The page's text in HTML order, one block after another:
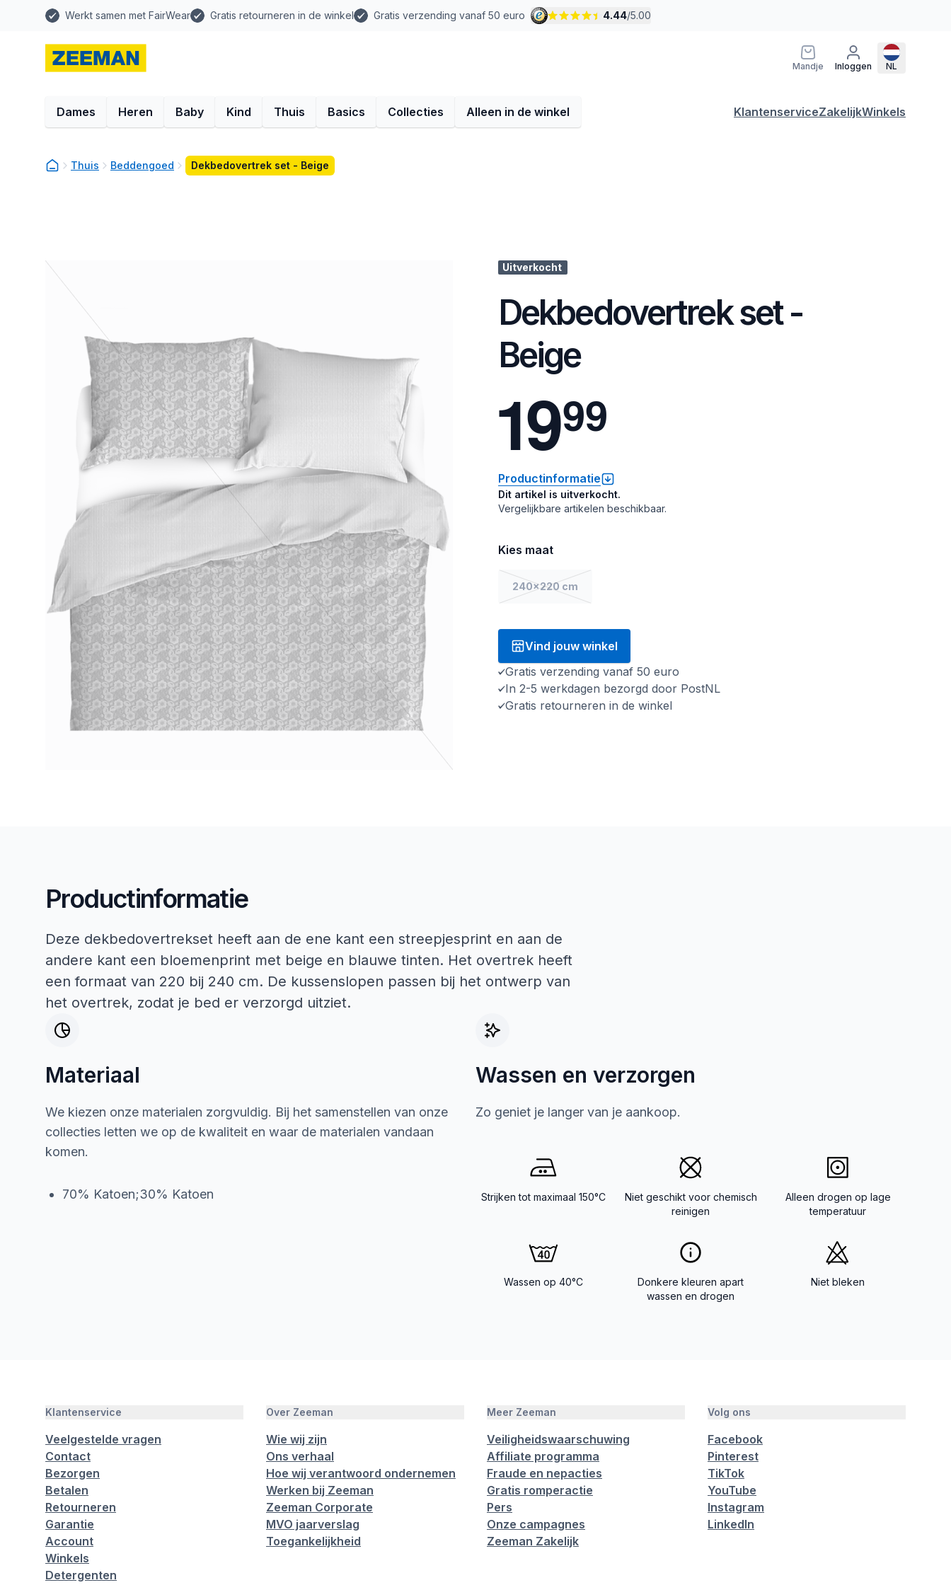
Werkt samen met FairWear Gratis retourneren in de winkel Gratis verzending vanaf 50 euro 4.44/5.00
Mandje Inloggen NL
Dames Heren Baby Kind Thuis Basics Collecties Alleen in de winkel KlantenserviceZakelijkWinkels
Thuis Beddengoed Dekbedovertrek set - Beige
Uitverkocht
Dekbedovertrek set -
Beige
1999
Productinformatie
Dit artikel is uitverkocht.
Vergelijkbare artikelen beschikbaar.
Kies maat
240x220 cm
Vind jouw winkel
Gratis verzending vanaf 50 euro
In 2-5 werkdagen bezorgd door PostNL
Gratis retourneren in de winkel
Productinformatie
Deze dekbedovertrekset heeft aan de ene kant een streepjesprint en aan de
andere kant een bloemenprint met beige en blauwe tinten. Het overtrek heeft
een formaat van 220 bij 240 cm. De kussenslopen passen bij het ontwerp van
het overtrek, zodat je bed er verzorgd uitziet.
Materiaal
We kiezen onze materialen zorgvuldig. Bij het samenstellen van onze
collecties letten we op de kwaliteit en waar de materialen vandaan
komen.
70% Katoen;30% Katoen
Wassen en verzorgen
Zo geniet je langer van je aankoop.
Strijken tot maximaal 150°C
Niet geschikt voor chemisch
reinigen
Alleen drogen op lage
temperatuur
Wassen op 40°C
Donkere kleuren apart
wassen en drogen
Niet bleken
Klantenservice
Veelgestelde vragen
Contact
Bezorgen
Betalen
Retourneren
Garantie
Account
Winkels
Detergenten
Over Zeeman
Wie wij zijn
Ons verhaal
Hoe wij verantwoord ondernemen
Werken bij Zeeman
Zeeman Corporate
MVO jaarverslag
Toegankelijkheid
Meer Zeeman
Veiligheidswaarschuwing
Affiliate programma
Fraude en nepacties
Gratis romperactie
Pers
Onze campagnes
Zeeman Zakelijk
Volg ons
Facebook
Pinterest
TikTok
YouTube
Instagram
LinkedIn